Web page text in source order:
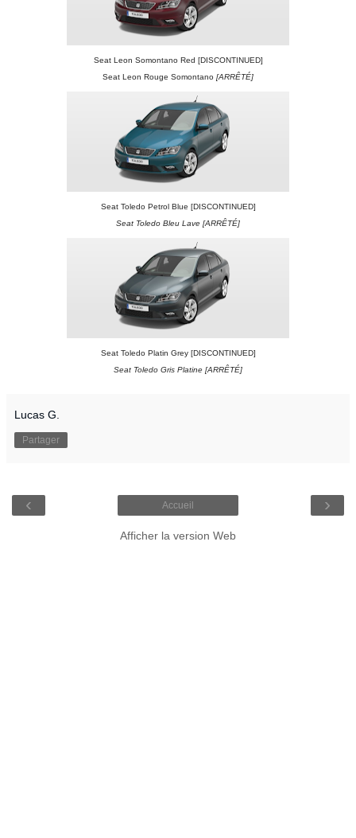
Seat Leon Somontano Red [DISCONTINUED]
Seat Leon Rouge Somontano [ARRÊTÉ]
Seat Toledo Petrol Blue [DISCONTINUED]
Seat Toledo Bleu Lave [ARRÊTÉ]
Seat Toledo Platin Grey [DISCONTINUED]
Seat Toledo Gris Platine [ARRÊTÉ]
Lucas G.
Partager
‹ ›
Accueil
Afficher la version Web